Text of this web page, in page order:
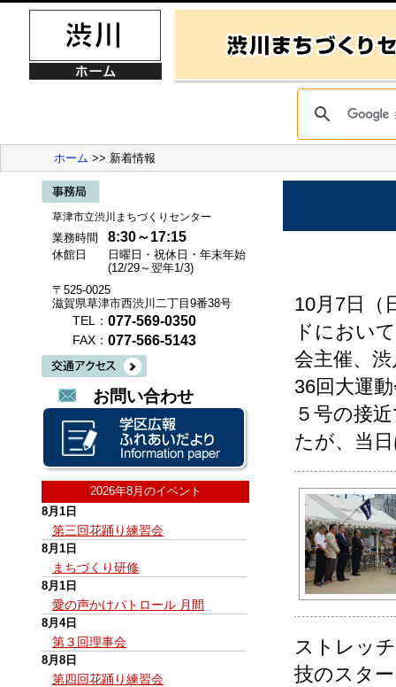
ホーム >> 新着情報
草津市立渋川まちづくりセンター
業務時間 8:30～17:15
休館日
日曜日・祝休日・年末年始
(12/29～翌年1/3)
〒525-0025
滋賀県草津市西渋川二丁目9番38号
TEL： 077-569-0350
FAX： 077-566-5143
お問い合わせ
2026年8月のイベント
8月1日
第三回花踊り練習会
8月1日
まちづくり研修
8月1日
愛の声かけパトロール 月間
8月4日
第３回理事会
8月8日
第四回花踊り練習会
10月7日（
ドにおい
会主催、
36回大運
５号の接
たが、当
ストレッ
技のスタ